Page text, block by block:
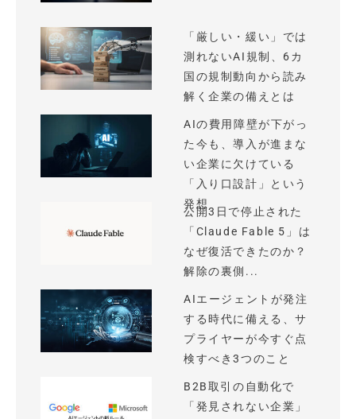
「厳しい・緩い」では
測れないAI規制、6カ
国の規制動向から読み
解く企業の備えとは
AIの費用障壁が下がっ
た今も、導入が進まな
い企業に欠けている
「入り口設計」という
発想
公開3日で停止された
「Claude Fable 5」は
なぜ復活できたのか？
解除の裏側...
AIエージェントが発注
する時代に備える、サ
プライヤーが今すぐ点
検すべき3つのこと
B2B取引の自動化で
「発見されない企業」